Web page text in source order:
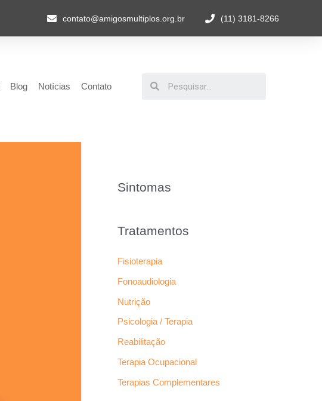
contato@amigosmultiplos.org.br (11) 3181-8266
Blog Notícias Contato
Sintomas
Tratamentos
Fisioterapia
Fonoaudiologia
Nutrição
Psicologia / Terapia
Reabilitação
Terapia Ocupacional
Terapias Complementares